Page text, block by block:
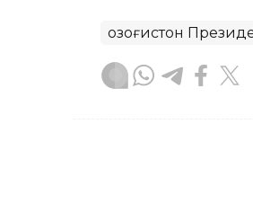
Қозоғистон